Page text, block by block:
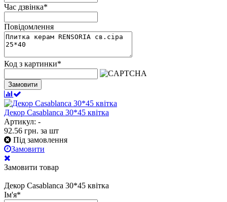
Час дзвінка*
Повідомлення
Код з картинки*
Замовити
Декор Casablanca 30*45 квітка
Артикул: -
92.56 грн. за шт
Під замовлення
Замовити
Замовити товар
Декор Casablanca 30*45 квітка
Ім'я*